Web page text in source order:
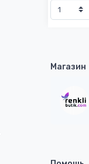
Магазин